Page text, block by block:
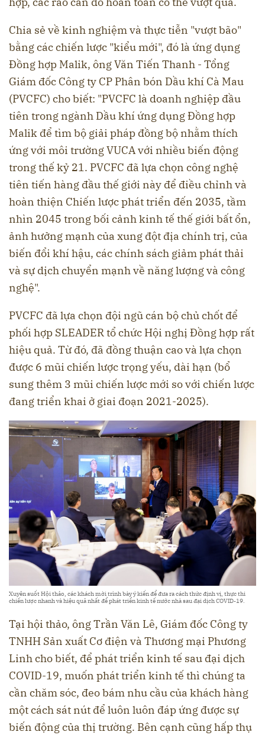
Chia sẻ về kinh nghiệm và thực tiễn "vượt bão"
bằng các chiến lược "kiểu mới", đó là ứng dụng
Đồng hợp Malik, ông Văn Tiến Thanh - Tổng
Giám đốc Công ty CP Phân bón Dầu khí Cà Mau
(PVCFC) cho biết: "PVCFC là doanh nghiệp đầu
tiên trong ngành Dầu khí ứng dụng Đồng hợp
Malik để tìm bộ giải pháp đồng bộ nhằm thích
ứng với môi trường VUCA với nhiều biến động
trong thế kỷ 21. PVCFC đã lựa chọn công nghệ
tiên tiến hàng đầu thế giới này để điều chỉnh và
hoàn thiện Chiến lược phát triển đến 2035, tầm
nhìn 2045 trong bối cảnh kinh tế thế giới bất ổn,
ảnh hưởng mạnh của xung đột địa chính trị, của
biến đổi khí hậu, các chính sách giảm phát thải
và sự dịch chuyển mạnh về năng lượng và công
nghệ".
PVCFC đã lựa chọn đội ngũ cán bộ chủ chốt để
phối hợp SLEADER tổ chức Hội nghị Đồng hợp rất
hiệu quả. Từ đó, đã đồng thuận cao và lựa chọn
được 6 mũi chiến lược trọng yếu, dài hạn (bổ
sung thêm 3 mũi chiến lược mới so với chiến lược
đang triển khai ở giai đoạn 2021-2025).
Xuyên suốt Hội thảo, các khách mời trình bày ý kiến để đưa ra cách thức định vị, thực thi
chiến lược nhanh và hiệu quả nhất để phát triển kinh tế nước nhà sau đại dịch COVID-19.
Tại hội thảo, ông Trần Văn Lê, Giám đốc Công ty
TNHH Sản xuất Cơ điện và Thương mại Phương
Linh cho biết, để phát triển kinh tế sau đại dịch
COVID-19, muốn phát triển kinh tế thì chúng ta
cần chăm sóc, đeo bám nhu cầu của khách hàng
một cách sát nút để luôn luôn đáp ứng được sự
biến động của thị trường. Bên cạnh cũng hấp thụ